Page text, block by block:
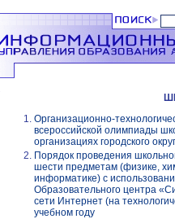
Организационно-
всероссийской олимпиады
организациях городского
Порядок проведения
шести предметам (физике,
информатике) с
Образовательного центра
сети Интернет (на
учебном году